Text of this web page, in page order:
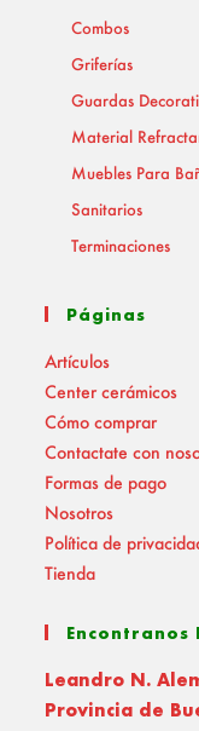
Combos
Griferías
Guardas
Material
Muebles Para
Sanitarios
Terminaciones
Páginas
Artículos
Center cerámicos
Cómo comprar
Contactate con
Formas de pago
Nosotros
Política de
Tienda
Encontranos
Leandro N.
Provincia de